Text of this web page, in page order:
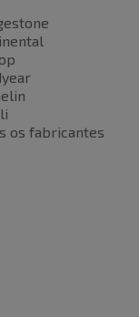
os fabricantes